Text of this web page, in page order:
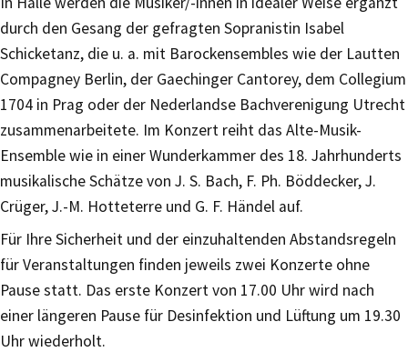
durch den Gesang der gefragten Sopranistin Isabel
Schicketanz, die u. a. mit Barockensembles wie der Lautten
Compagney Berlin, der Gaechinger Cantorey, dem Collegium
1704 in Prag oder der Nederlandse Bachverenigung Utrecht
zusammenarbeitete. Im Konzert reiht das Alte-Musik-
Ensemble wie in einer Wunderkammer des 18. Jahrhunderts
musikalische Schätze von J. S. Bach, F. Ph. Böddecker, J.
Crüger, J.-M. Hotteterre und G. F. Händel auf.
Für Ihre Sicherheit und der einzuhaltenden Abstandsregeln
für Veranstaltungen finden jeweils zwei Konzerte ohne
Pause statt. Das erste Konzert von 17.00 Uhr wird nach
einer längeren Pause für Desinfektion und Lüftung um 19.30
Uhr wiederholt.